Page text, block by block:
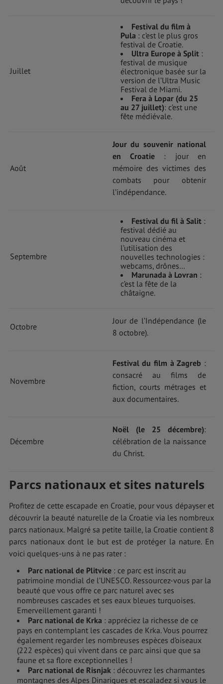
Juillet
Festival du film à
Pula : c’est le plus gros
festival de Croatie.
Ultra Europe à Split :
festival de musique
électronique basée sur la
version de l’Ultra Music
Festival de Miami.
Fera à Lopar (du 25
au 27 juillet): c’est une
fête médiévale.
Août
Jour du souvenir national
en Croatie: jour en
mémoire des victimes des
combats pour obtenir
l’indépendance.
Septembre
Festival du fil à Salit :
festival dédié au
nouveau cinéma et
l’utilisation des
nouvelles technologies :
webcams, drônes…
Marunada à Lovran :
c’est la fête de la
châtaigne.
Octobre
Jour de l’Indépendance (le
8 octobre).
Novembre
Festival du film à Zagreb :
consacré au films de
fiction, courts métrages et
aux documentaires.
Décembre
Noël (le 25 décembre):
célébration de la naissance
du Christ.
Parcs nationaux et sites naturels
Profitez de cette escapade en Croatie, pour vous dépayser et
découvrir la beauté naturelle de la Croatie via les nombreux
parcs nationaux. Malgré sa petite taille, la Croatie contient 8
parcs nationaux dont le but est de protéger la nature. En
voici quelques-uns à ne pas rater :
Parc national de Plitvice : ce parc est inscrit au
patrimoine mondial de l’UNESCO. Ressourcez-vous par la
beauté que vous offre ce parc naturel avec ses
nombreuses cascades et ses eaux bleues turquoises.
Emerveillement garanti !
Parc national de Krka : appréciez la richesse de ce
pays en contemplant les cascades de Krka. Vous pourrez
également regarder les nombreuses espèces d’oiseaux
(222 espèces) qui vivent dans ce parc ainsi que que sa
faune et sa flore exceptionnelles !
Parc national de Risnjak : découvrez les charmantes
montagnes des Alpes Dinariques et escaladez si vous le